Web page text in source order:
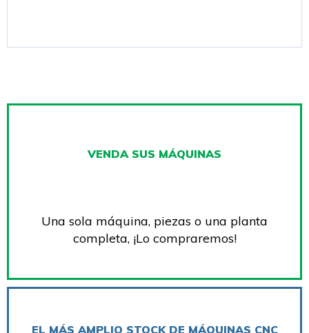
VENDA SUS MÁQUINAS
Una sola máquina, piezas o una planta
completa, ¡Lo compraremos!
EL MÁS AMPLIO STOCK DE MÁQUINAS CNC